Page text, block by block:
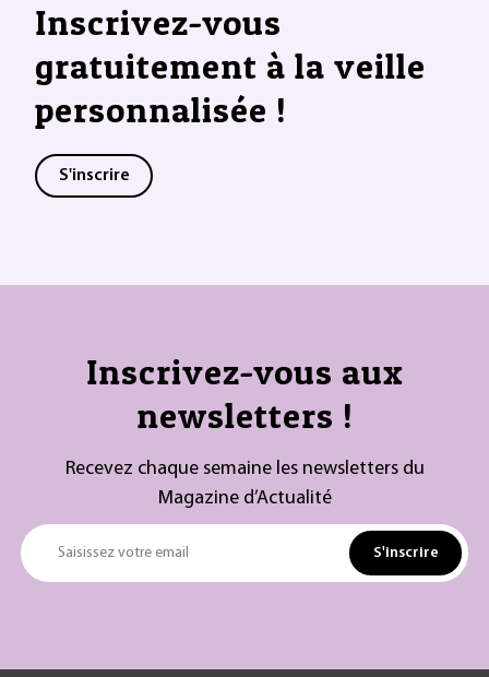
Inscrivez-vous
gratuitement à la veille
personnalisée !
S'inscrire
Inscrivez-vous aux
newsletters !
Recevez chaque semaine les newsletters du
Magazine d’Actualité
Saisissez votre email S'inscrire